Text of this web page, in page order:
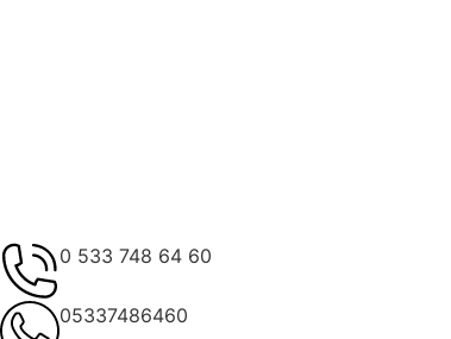
0 533 748 64 60
05337486460